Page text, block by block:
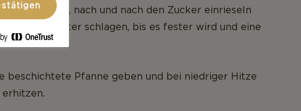
weiß wird, nach und nach den Zucker einrieseln
Eiweiß weiter schlagen, bis es fester wird und eine
bildet.
beschichtete Pfanne geben und bei niedriger Hitze
erhitzen.